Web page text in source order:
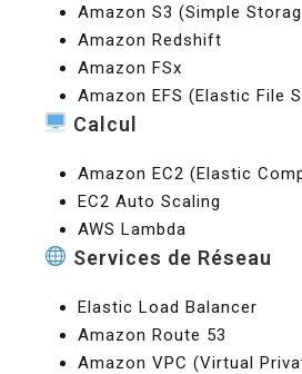
Amazon S3 (Simple
Amazon Redshift
Amazon FSx
Amazon EFS (Elastic File
Calcul
Amazon EC2 (Elastic
EC2 Auto Scaling
AWS Lambda
Services de Réseau
Elastic Load Balancer
Amazon Route 53
Amazon VPC (Virtual